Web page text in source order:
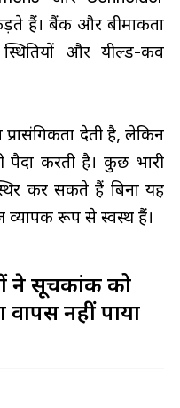
हैं। बैंक और बीमाकर्ता
और यील्ड-कर्व
देती है, लेकिन
पैदा करती है। कुछ भारी
कर सकते हैं बिना यह
व्यापक रूप से स्वस्थ हैं।
ने सूचकांक को
वापस नहीं पाया